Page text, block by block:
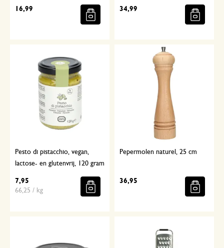
16,99 34,99
Pesto di pistacchio, vegan,
lactose- en glutenvrij, 120 gram
7,95
66,25 / kg
Pepermolen naturel, 25 cm
36,95